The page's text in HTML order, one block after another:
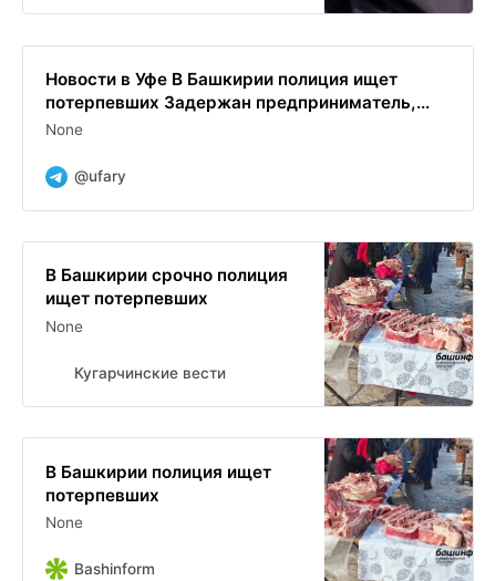
Новости в Уфе В Башкирии полиция ищет
потерпевших Задержан предприниматель,...
None
@ufary
В Башкирии срочно полиция
ищет потерпевших
None
Кугарчинские вести
В Башкирии полиция ищет
потерпевших
None
Bashinform